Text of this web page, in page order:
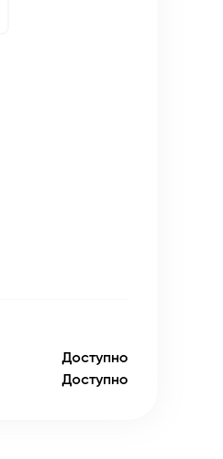
Доступно
Доступно